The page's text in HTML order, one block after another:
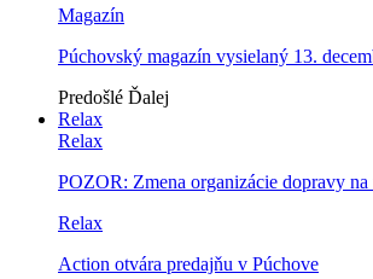
Magazín
Púchovský magazín vysielaný 13.
Predošlé Ďalej
Relax
Relax
POZOR: Zmena organizácie dopravy
Relax
Action otvára predajňu v Púchove